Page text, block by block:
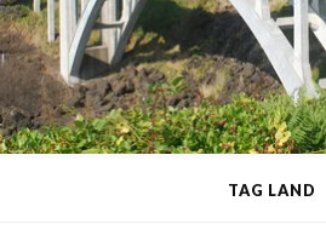
TAG LAND